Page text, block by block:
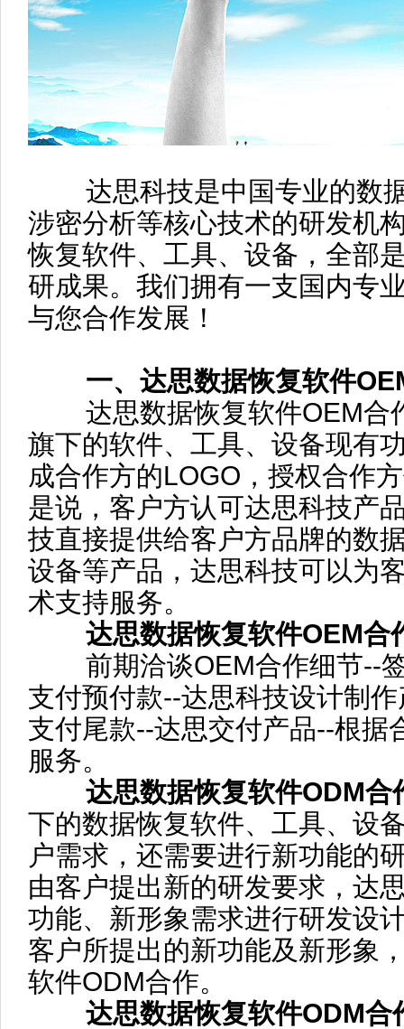
达思科技是中国专业的数据
涉密分析等核心技术的研发机
恢复软件、工具、设备，全部
研成果。我们拥有一支国内专
与您合作发展！
一、达思数据恢复软件
达思数据恢复软件OEM合
旗下的软件、工具、设备现有
成合作方的LOGO，授权合作
是说，客户方认可达思科技产
技直接提供给客户方品牌的数
设备等产品，达思科技可以为
术支持服务。
达思数据恢复软件OEM合
前期洽谈OEM合作细节--签
支付预付款--达思科技设计制
支付尾款--达思交付产品--根据
服务。
达思数据恢复软件ODM合
下的数据恢复软件、工具、设
户需求，还需要进行新功能的
由客户提出新的研发要求，达
功能、新形象需求进行研发设
客户所提出的新功能及新形象
软件ODM合作。
达思数据恢复软件ODM合